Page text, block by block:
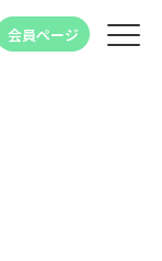
会員ページ